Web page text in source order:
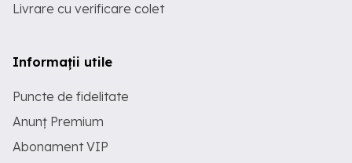
Livrare cu verificare colet
Informații utile
Puncte de fidelitate
Anunț Premium
Abonament VIP